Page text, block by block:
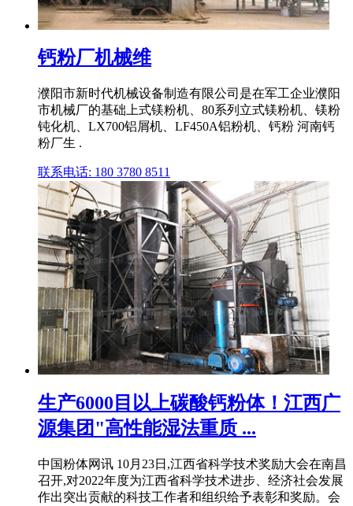
钙粉厂机械维
濮阳市新时代机械设备制造有限公司是在军工企业濮阳
市机械厂的基础上式镁粉机、80系列立式镁粉机、镁粉
钝化机、LX700铝屑机、LF450A铝粉机、钙粉 河南钙
粉厂生 .
联系电话: 180 3780 8511
生产6000目以上碳酸钙粉体！江西广
源集团"高性能湿法重质 ...
中国粉体网讯 10月23日,江西省科学技术奖励大会在南昌
召开,对2022年度为江西省科学技术进步、经济社会发展
作出突出贡献的科技工作者和组织给予表彰和奖励。会